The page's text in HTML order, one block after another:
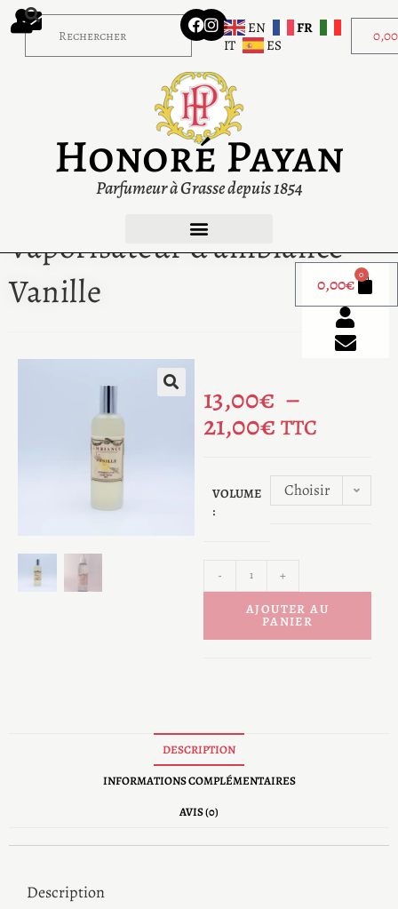
0,00
EN
FR
IT
ES
Honoré Payan
Parfumeur à Grasse depuis 1854
0,00€ 0
Vaporisateur d’ambiance
Vanille
13,00€ –
21,00€ TTC
VOLUME
:
Choisir
- +
AJOUTER AU
PANIER
DESCRIPTION
INFORMATIONS COMPLÉMENTAIRES
AVIS (0)
Description